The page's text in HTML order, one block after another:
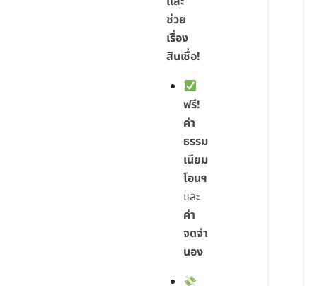
ช่วย
เรื่อง
สินเชื่อ!
ฟรี!
ค่า
ธรรม
เนียม
โอนฯ
และ
ค่า
จดจำ
นอง